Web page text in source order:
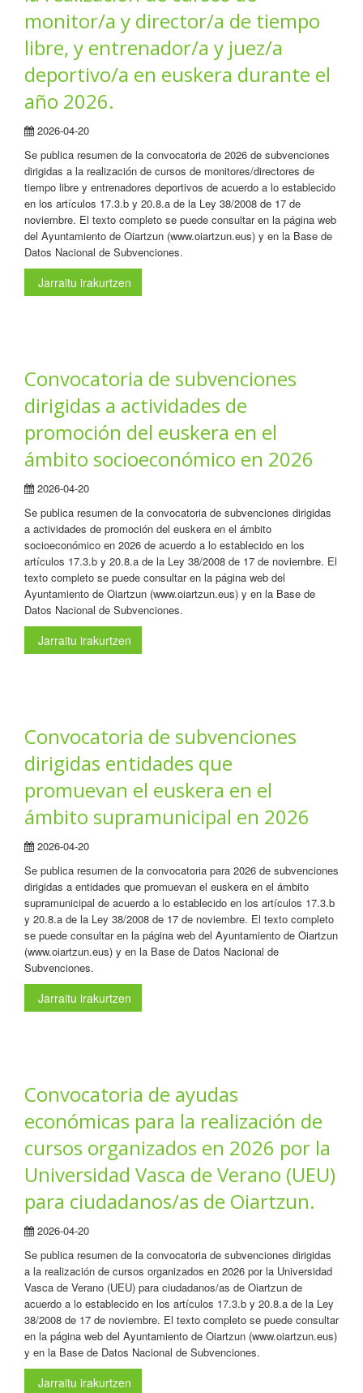
monitor/a y director/a de tiempo
libre, y entrenador/a y juez/a
deportivo/a en euskera durante el
año 2026.
2026-04-20
Se publica resumen de la convocatoria de 2026 de subvenciones
dirigidas a la realización de cursos de monitores/directores de
tiempo libre y entrenadores deportivos de acuerdo a lo establecido
en los artículos 17.3.b y 20.8.a de la Ley 38/2008 de 17 de
noviembre. El texto completo se puede consultar en la página web
del Ayuntamiento de Oiartzun (www.oiartzun.eus) y en la Base de
Datos Nacional de Subvenciones.
Jarraitu irakurtzen
Convocatoria de subvenciones
dirigidas a actividades de
promoción del euskera en el
ámbito socioeconómico en 2026
2026-04-20
Se publica resumen de la convocatoria de subvenciones dirigidas
a actividades de promoción del euskera en el ámbito
socioeconómico en 2026 de acuerdo a lo establecido en los
artículos 17.3.b y 20.8.a de la Ley 38/2008 de 17 de noviembre. El
texto completo se puede consultar en la página web del
Ayuntamiento de Oiartzun (www.oiartzun.eus) y en la Base de
Datos Nacional de Subvenciones.
Jarraitu irakurtzen
Convocatoria de subvenciones
dirigidas entidades que
promuevan el euskera en el
ámbito supramunicipal en 2026
2026-04-20
Se publica resumen de la convocatoria para 2026 de subvenciones
dirigidas a entidades que promuevan el euskera en el ámbito
supramunicipal de acuerdo a lo establecido en los artículos 17.3.b
y 20.8.a de la Ley 38/2008 de 17 de noviembre. El texto completo
se puede consultar en la página web del Ayuntamiento de Oiartzun
(www.oiartzun.eus) y en la Base de Datos Nacional de
Subvenciones.
Jarraitu irakurtzen
Convocatoria de ayudas
económicas para la realización de
cursos organizados en 2026 por la
Universidad Vasca de Verano (UEU)
para ciudadanos/as de Oiartzun.
2026-04-20
Se publica resumen de la convocatoria de subvenciones dirigidas
a la realización de cursos organizados en 2026 por la Universidad
Vasca de Verano (UEU) para ciudadanos/as de Oiartzun de
acuerdo a lo establecido en los artículos 17.3.b y 20.8.a de la Ley
38/2008 de 17 de noviembre. El texto completo se puede consultar
en la página web del Ayuntamiento de Oiartzun (www.oiartzun.eus)
y en la Base de Datos Nacional de Subvenciones.
Jarraitu irakurtzen